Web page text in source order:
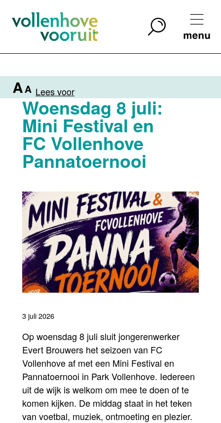
Lees voor
Woensdag 8 juli:
Mini Festival en
FC Vollenhove
Pannatoernooi
3 juli 2026
Op woensdag 8 juli sluit jongerenwerker
Evert Brouwers het seizoen van FC
Vollenhove af met een Mini Festival en
Pannatoernooi in Park Vollenhove. Iedereen
uit de wijk is welkom om mee te doen of te
komen kijken. De middag staat in het teken
van voetbal, muziek, ontmoeting en plezier.